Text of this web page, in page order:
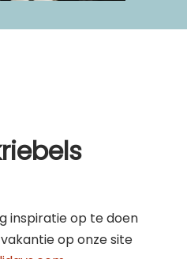
inspiratie op te doen
op onze site